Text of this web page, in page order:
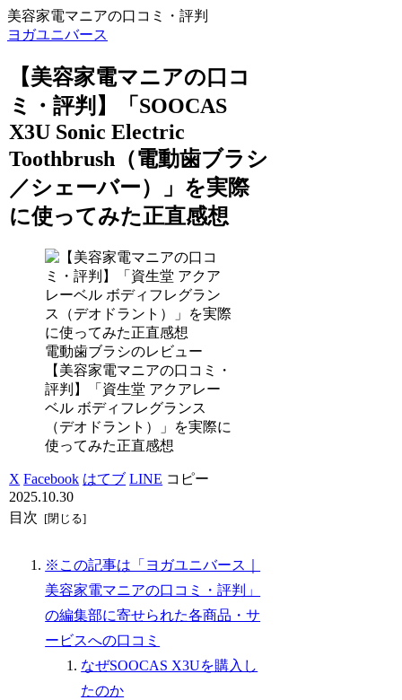
美容家電マニアの口コミ・評判
ヨガユニバース
【美容家電マニアの口コ
ミ・評判】「SOOCAS
X3U Sonic Electric
Toothbrush（電動歯ブラシ
／シェーバー）」を実際
に使ってみた正直感想
電動歯ブラシのレビュー
【美容家電マニアの口コミ・
評判】「資生堂 アクアレー
ベル ボディフレグランス
（デオドラント）」を実際に
使ってみた正直感想
X Facebook はてブ LINE コピー
2025.10.30
目次
※この記事は「ヨガユニバース｜
美容家電マニアの口コミ・評判」
の編集部に寄せられた各商品・サ
ービスへの口コミ
なぜSOOCAS X3Uを購入し
たのか